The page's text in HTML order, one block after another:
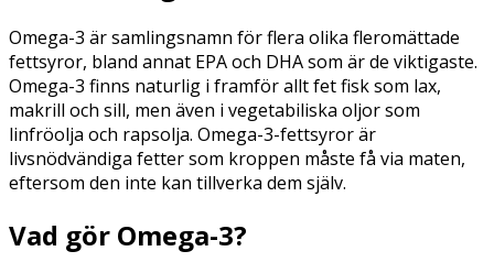
Omega-3 är samlingsnamn för flera olika fleromättade
fettsyror, bland annat EPA och DHA som är de viktigaste.
Omega-3 finns naturlig i framför allt fet fisk som lax,
makrill och sill, men även i vegetabiliska oljor som
linfröolja och rapsolja. Omega-3-fettsyror är
livsnödvändiga fetter som kroppen måste få via maten,
eftersom den inte kan tillverka dem själv.
Vad gör Omega-3?